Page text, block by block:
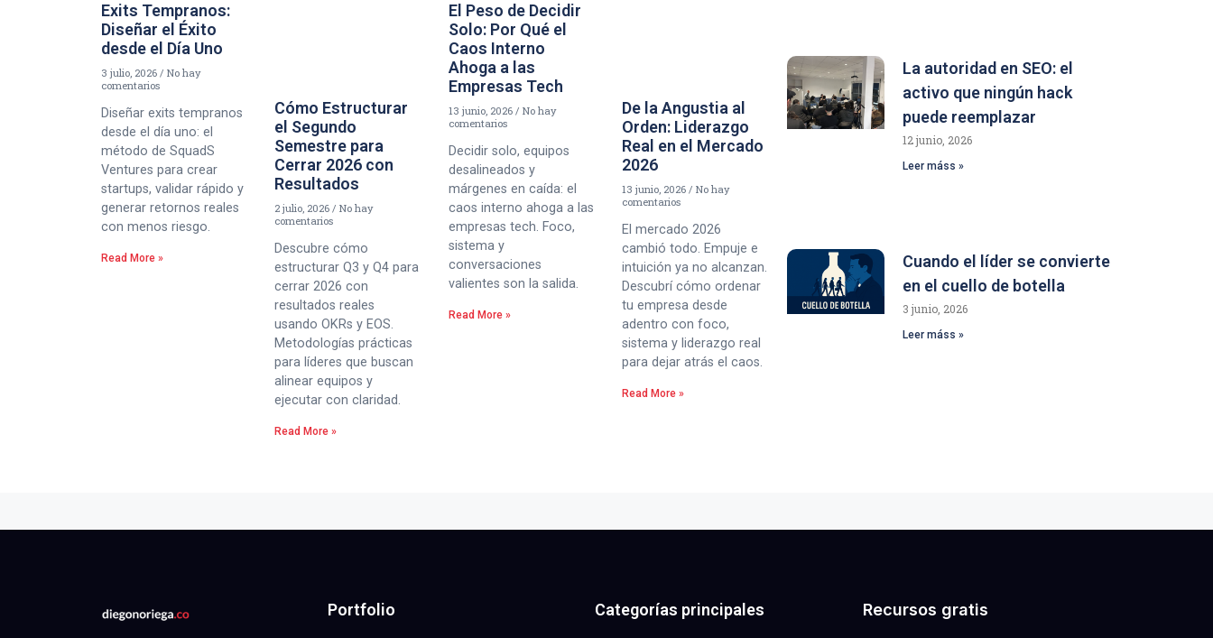
Exits Tempranos:
Diseñar el Éxito
desde el Día Uno
3 julio, 2026
No hay
comentarios
Diseñar exits tempranos
desde el día uno: el
método de SquadS
Ventures para crear
startups, validar rápido y
generar retornos reales
con menos riesgo.
Read More »
Cómo Estructurar
el Segundo
Semestre para
Cerrar 2026 con
Resultados
2 julio, 2026 No hay
comentarios
Descubre cómo
estructurar Q3 y Q4 para
cerrar 2026 con
resultados reales
usando OKRs y EOS.
Metodologías prácticas
para líderes que buscan
alinear equipos y
ejecutar con claridad.
Read More »
El Peso de Decidir
Solo: Por Qué el
Caos Interno
Ahoga a las
Empresas Tech
13 junio, 2026
No hay
comentarios
Decidir solo, equipos
desalineados y
márgenes en caída: el
caos interno ahoga a las
empresas tech. Foco,
sistema y
conversaciones
valientes son la salida.
Read More »
De la Angustia al
Orden: Liderazgo
Real en el Mercado
2026
13 junio, 2026 No hay
comentarios
El mercado 2026
cambió todo. Empuje e
intuición ya no alcanzan.
Descubrí cómo ordenar
tu empresa desde
adentro con foco,
sistema y liderazgo real
para dejar atrás el caos.
Read More »
La autoridad en SEO: el
activo que ningún hack
puede reemplazar
12 junio, 2026
Leer máss »
Cuando el líder se convierte
en el cuello de botella
3 junio, 2026
Leer máss »
Portfolio Categorías principales Recursos gratis